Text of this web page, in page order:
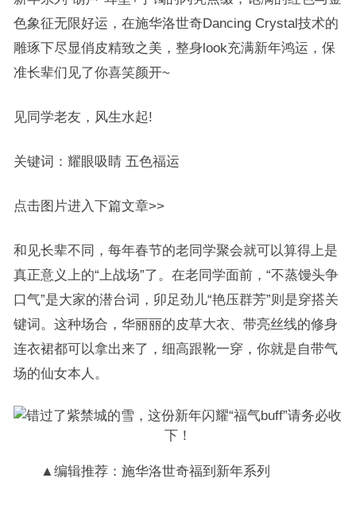
色象征无限好运，在施华洛世奇Dancing Crystal技术的
雕琢下尽显俏皮精致之美，整身look充满新年鸿运，保
准长辈们见了你喜笑颜开~
见同学老友，风生水起!
关键词：耀眼吸睛 五色福运
点击图片进入下篇文章>>
和见长辈不同，每年春节的老同学聚会就可以算得上是
真正意义上的“上战场”了。在老同学面前，“不蒸馒头争
口气”是大家的潜台词，卯足劲儿“艳压群芳”则是穿搭关
键词。这种场合，华丽丽的皮草大衣、带亮丝线的修身
连衣裙都可以拿出来了，细高跟靴一穿，你就是自带气
场的仙女本人。
▲编辑推荐：施华洛世奇福到新年系列